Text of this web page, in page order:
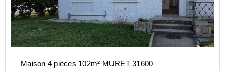
Maison 4 pièces 102m² MURET 31600